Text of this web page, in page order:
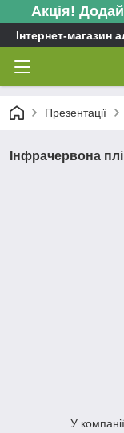
Акція!
Інтернет-магазин
Презентації
Інфрачервона
У